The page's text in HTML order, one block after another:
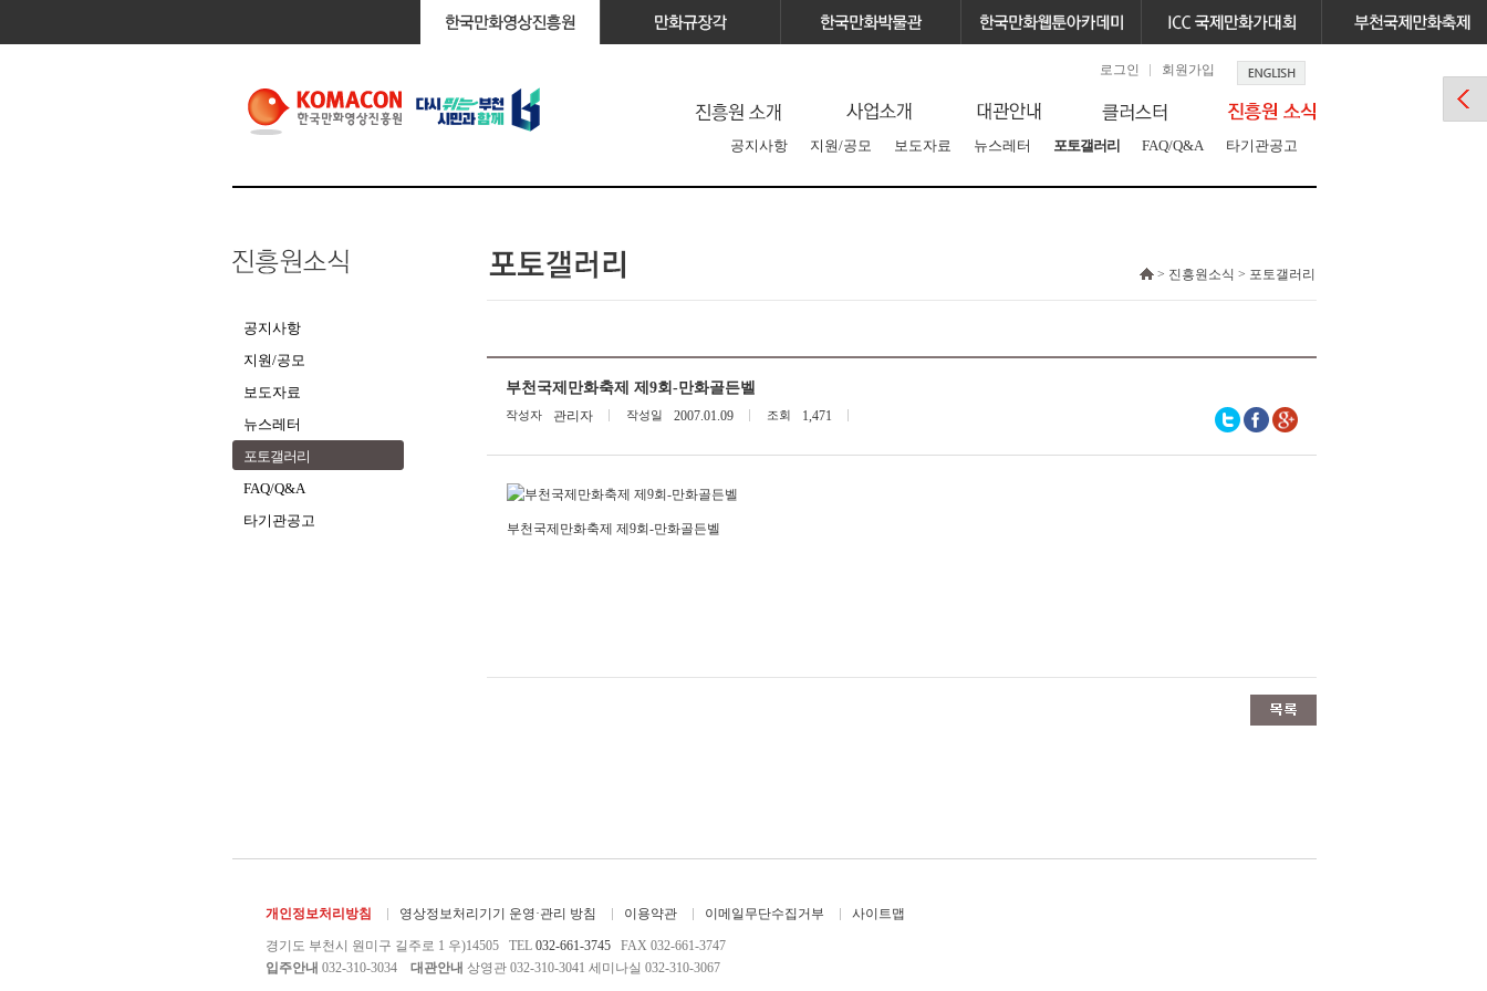
로그인 회원가입
공지사항 지원/공모 보도자료 뉴스레터 포토갤러리 FAQ/Q&A 타기관공고
공지사항
지원/공모
보도자료
뉴스레터
포토갤러리
FAQ/Q&A
타기관공고
> 진흥원소식 > 포토갤러리
부천국제만화축제 제9회-만화골든벨
작성자 관리자 작성일 2007.01.09 조회 1,471
부천국제만화축제 제9회-만화골든벨
개인정보처리방침 영상정보처리기기 운영·관리 방침 이용약관 이메일무단수집거부 사이트맵
경기도 부천시 원미구 길주로 1 우)14505 TEL 032-661-3745 FAX 032-661-3747
입주안내 032-310-3034 대관안내 상영관 032-310-3041 세미나실 032-310-3067